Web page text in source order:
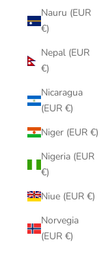
Nauru (EUR
€)
Nepal (EUR
€)
Nicaragua
(EUR €)
Niger (EUR €)
Nigeria (EUR
€)
Niue (EUR €)
Norvegia
(EUR €)